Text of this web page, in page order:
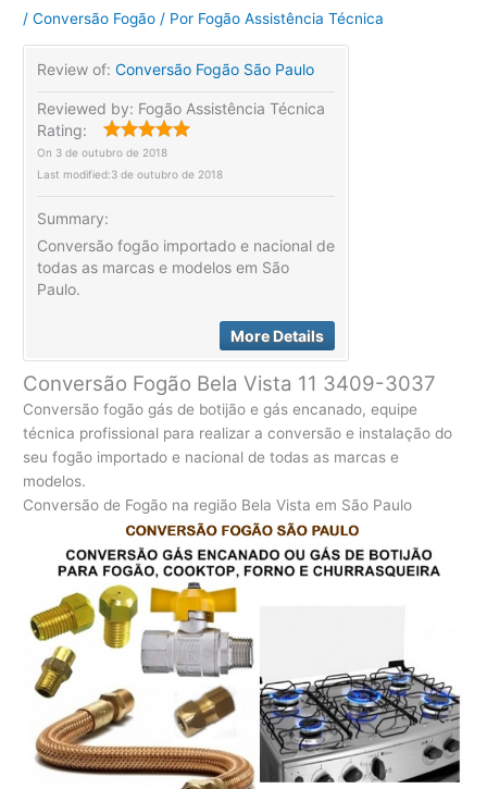
/Conversão Fogão / Por Fogão Assistência Técnica
Review of:Conversão Fogão São Paulo
Reviewed by: Fogão Assistência Técnica
Rating:
On 3 de outubro de 2018
Last modified:3 de outubro de 2018
Summary:
Conversão fogão importado e nacional de
todas as marcas e modelos em São
Paulo.
More Details
Conversão Fogão Bela Vista 11 3409-3037
Conversão fogão gás de botijão e gás encanado, equipe
técnica profissional para realizar a conversão e instalação do
seu fogão importado e nacional de todas as marcas e
modelos.
Conversão de Fogão na região Bela Vista em São Paulo